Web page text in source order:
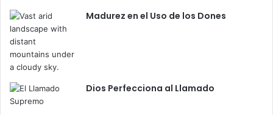
Madurez en el Uso de los Dones
Dios Perfecciona al Llamado